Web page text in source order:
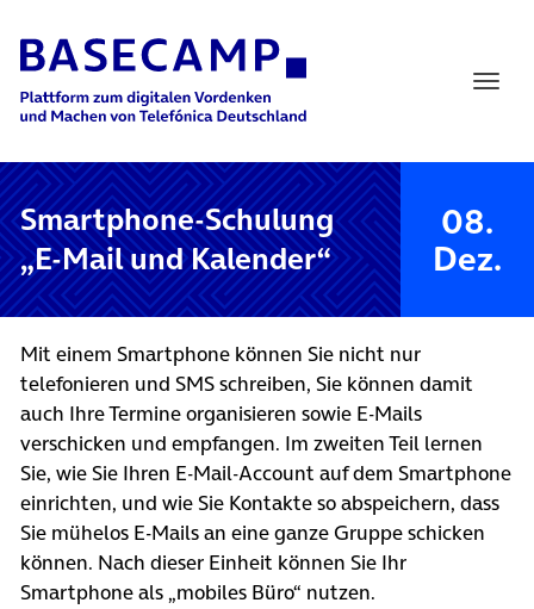
Main Navigation
Smartphone-Schulung
„E-Mail und Kalender“
08.
Dez.
Mit einem Smartphone können Sie nicht nur
telefonieren und SMS schreiben, Sie können damit
auch Ihre Termine organisieren sowie E-Mails
verschicken und empfangen. Im zweiten Teil lernen
Sie, wie Sie Ihren E-Mail-Account auf dem Smartphone
einrichten, und wie Sie Kontakte so abspeichern, dass
Sie mühelos E-Mails an eine ganze Gruppe schicken
können. Nach dieser Einheit können Sie Ihr
Smartphone als „mobiles Büro“ nutzen.